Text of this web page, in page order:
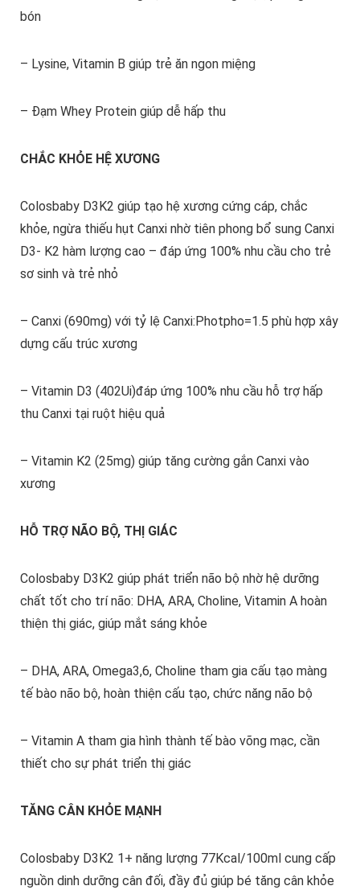
bón
– Lysine, Vitamin B giúp trẻ ăn ngon miệng
– Đạm Whey Protein giúp dễ hấp thu
CHẮC KHỎE HỆ XƯƠNG
Colosbaby D3K2 giúp tạo hệ xương cứng cáp, chắc
khỏe, ngừa thiếu hụt Canxi nhờ tiên phong bổ sung Canxi
D3- K2 hàm lượng cao – đáp ứng 100% nhu cầu cho trẻ
sơ sinh và trẻ nhỏ
– Canxi (690mg) với tỷ lệ Canxi:Photpho=1.5 phù hợp xây
dựng cấu trúc xương
– Vitamin D3 (402Ui)đáp ứng 100% nhu cầu hỗ trợ hấp
thu Canxi tại ruột hiệu quả
– Vitamin K2 (25mg) giúp tăng cường gắn Canxi vào
xương
HỖ TRỢ NÃO BỘ, THỊ GIÁC
Colosbaby D3K2 giúp phát triển não bộ nhờ hệ dưỡng
chất tốt cho trí não: DHA, ARA, Choline, Vitamin A hoàn
thiện thị giác, giúp mắt sáng khỏe
– DHA, ARA, Omega3,6, Choline tham gia cấu tạo màng
tế bào não bộ, hoàn thiện cấu tạo, chức năng não bộ
– Vitamin A tham gia hình thành tế bào võng mạc, cần
thiết cho sự phát triển thị giác
TĂNG CÂN KHỎE MẠNH
Colosbaby D3K2 1+ năng lượng 77Kcal/100ml cung cấp
nguồn dinh dưỡng cân đối, đầy đủ giúp bé tăng cân khỏe